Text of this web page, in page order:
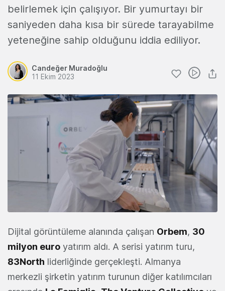
belirlemek için çalışıyor. Bir yumurtayı bir
saniyeden daha kısa bir sürede tarayabilme
yeteneğine sahip olduğunu iddia ediliyor.
Candeğer Muradoğlu
11 Ekim 2023
Dijital görüntüleme alanında çalışan Orbem, 30
milyon euro yatırım aldı. A serisi yatırım turu,
83North liderliğinde gerçekleşti. Almanya
merkezli şirketin yatırım turunun diğer katılımcıları